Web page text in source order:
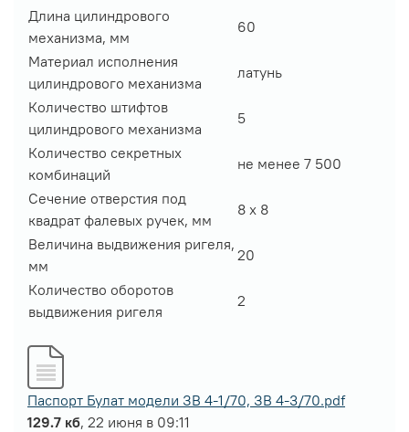
Длина цилиндрового
механизма, мм
60
Материал исполнения
цилиндрового механизма
латунь
Количество штифтов
цилиндрового механизма
5
Количество секретных
комбинаций
не менее 7 500
Сечение отверстия под
квадрат фалевых ручек, мм
8 х 8
Величина выдвижения ригеля,
мм
20
Количество оборотов
выдвижения ригеля
2
Паспорт Булат модели ЗВ 4-1/70, ЗВ 4-3/70.pdf
129.7 кб, 22 июня в 09:11